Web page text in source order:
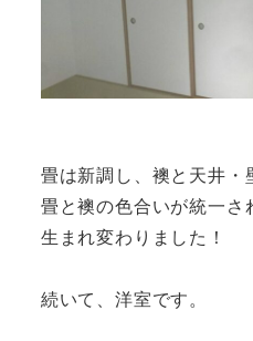
畳は新調し、襖と天井・
畳と襖の色合いが統一さ
生まれ変わりました！
続いて、洋室です。